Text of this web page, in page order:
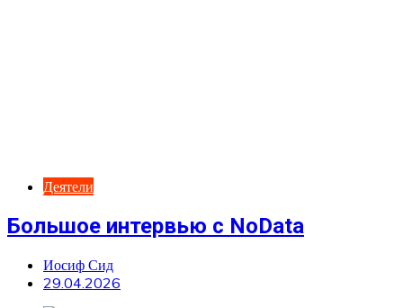
Деятели
Большое интервью с NoData
Иосиф Сид
29.04.2026